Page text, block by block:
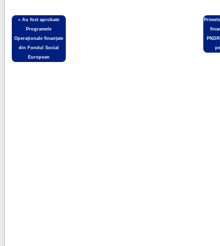
«Au fost aprobate
Programele
Operaționale finanțate
din Fondul Social
European